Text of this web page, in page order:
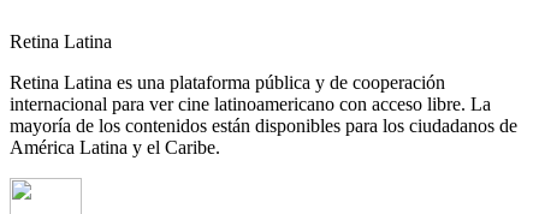
Retina Latina
Retina Latina es una plataforma pública y de cooperación
internacional para ver cine latinoamericano con acceso libre. La
mayoría de los contenidos están disponibles para los ciudadanos de
América Latina y el Caribe.